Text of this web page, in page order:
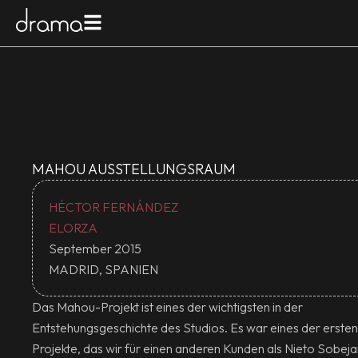
MAHOU AUSSTELLUNGSRAUM
HÉCTOR FERNÁNDEZ
ELORZA
September 2015
MADRID, SPANIEN
Das Mahou-Projekt ist eines der wichtigsten in der
Entstehungsgeschichte des Studios. Es war eines der ersten
Projekte, das wir für einen anderen Kunden als Nieto